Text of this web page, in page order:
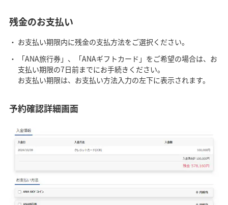
残金のお支払い
お支払い期限内に残金の支払方法をご選択ください。
「ANA旅行券」、「ANAギフトカード」をご希望の場合は、お
支払い期限の7日前までにお手続きください。
お支払い期限は、お支払い方法入力の左下に表示されます。
予約確認詳細画面